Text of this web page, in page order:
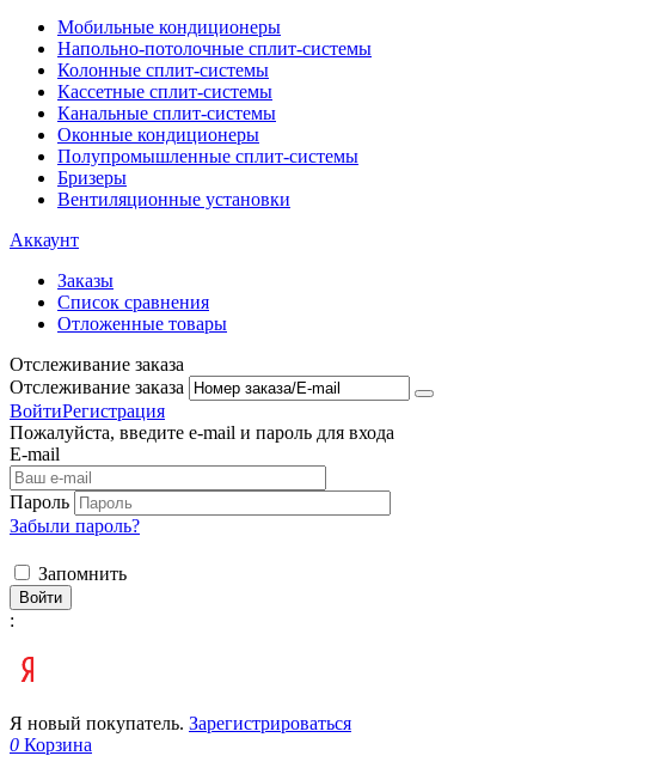
Мобильные кондиционеры
Напольно-потолоч​ные ​сплит-системы
Колонные ​​сплит-системы
Кассетные сплит-системы
Канальные сплит-системы
Оконные кондиционеры
Полупромышленные сплит-системы
Бризеры
Вентиляционные установки
Аккаунт
Заказы
Список сравнения
Отложенные товары
Отслеживание заказа
Отслеживание заказа
ВойтиРегистрация
Пожалуйста, введите e-mail и пароль для входа
E-mail
Пароль
Забыли пароль?
Запомнить
Войти
:
Я новый покупатель. Зарегистрироваться
0 Корзина